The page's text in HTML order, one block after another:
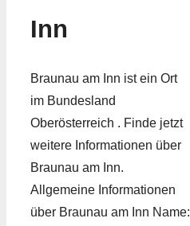
Inn
Braunau am Inn ist ein Ort
im Bundesland
Oberösterreich . Finde jetzt
weitere Informationen über
Braunau am Inn.
Allgemeine Informationen
über Braunau am Inn Name: